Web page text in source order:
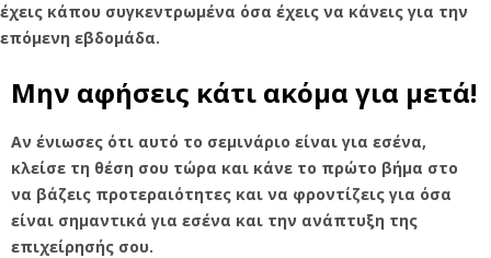
έχεις κάπου συγκεντρωμένα όσα έχεις να κάνεις για την
επόμενη εβδομάδα.
Μην αφήσεις κάτι ακόμα για μετά!
Αν ένιωσες ότι αυτό το σεμινάριο είναι για εσένα,
κλείσε τη θέση σου τώρα και κάνε το πρώτο βήμα στο
να βάζεις προτεραιότητες και να φροντίζεις για όσα
είναι σημαντικά για εσένα και την ανάπτυξη της
επιχείρησής σου.